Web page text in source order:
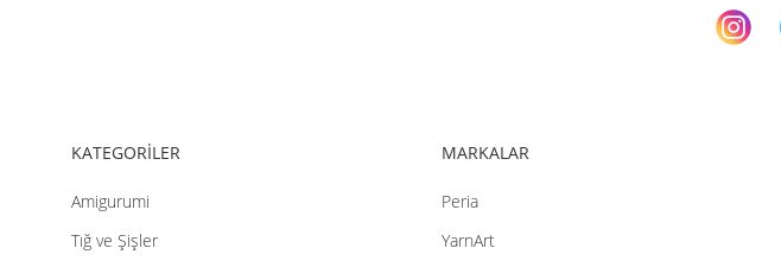
KATEGORİLER
Amigurumi
Tığ ve Şişler
MARKALAR
Peria
YarnArt